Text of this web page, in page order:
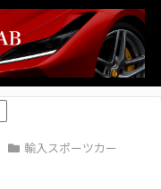
輸入スポーツカー